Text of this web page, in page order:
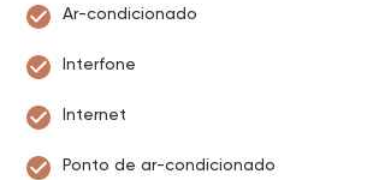
Ar-condicionado
Interfone
Internet
Ponto de ar-condicionado